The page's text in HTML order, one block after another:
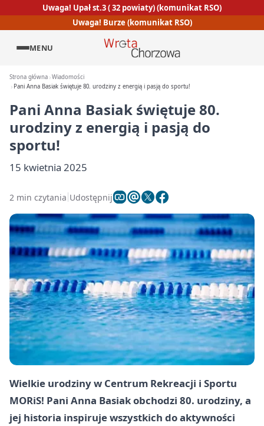
Uwaga! Upał st.3 ( 32 powiaty) (komunikat RSO)
Uwaga! Burze (komunikat RSO)
MENU
Strona główna Wiadomości
Pani Anna Basiak świętuje 80. urodziny z energią i pasją do sportu!
Pani Anna Basiak świętuje 80.
urodziny z energią i pasją do
sportu!
15 kwietnia 2025
2 min czytania Udostępnij
Wielkie urodziny w Centrum Rekreacji i Sportu
MORiS! Pani Anna Basiak obchodzi 80. urodziny, a
jej historia inspiruje wszystkich do aktywności